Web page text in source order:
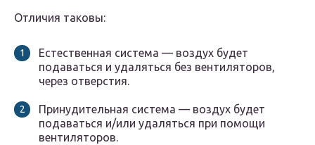
Отличия таковы:
Естественная система — воздух будет
подаваться и удаляться без вентиляторов,
через отверстия.
Принудительная система — воздух будет
подаваться и/или удаляться при помощи
вентиляторов.